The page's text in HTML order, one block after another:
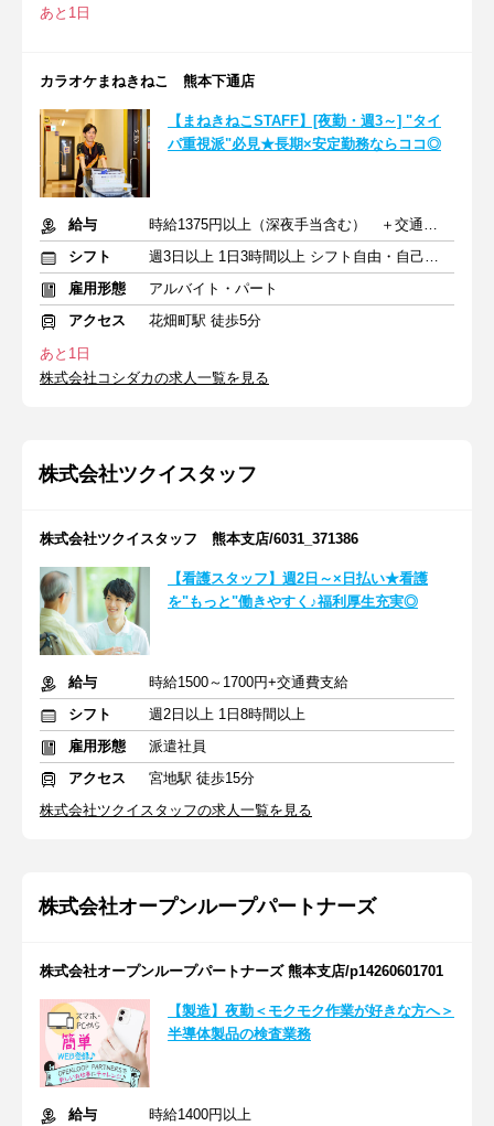
あと1日
カラオケまねきねこ 熊本下通店
【まねきねこSTAFF】[夜勤・週3～] "タイ
パ重視派"必見★長期×安定勤務ならココ◎
給与
時給1375円以上（深夜手当含む） ＋交通費支給
シフト
週3日以上 1日3時間以上 シフト自由・自己申告
雇用形態
アルバイト・パート
アクセス
花畑町駅 徒歩5分
あと1日
株式会社コシダカの求人一覧を見る
株式会社ツクイスタッフ
株式会社ツクイスタッフ 熊本支店/6031_371386
【看護スタッフ】週2日～×日払い★看護
を"もっと"働きやすく♪福利厚生充実◎
給与
時給1500～1700円+交通費支給
シフト
週2日以上 1日8時間以上
雇用形態
派遣社員
アクセス
宮地駅 徒歩15分
株式会社ツクイスタッフの求人一覧を見る
株式会社オープンループパートナーズ
株式会社オープンループパートナーズ 熊本支店/p14260601701
【製造】夜勤＜モクモク作業が好きな方へ＞
半導体製品の検査業務
給与
時給1400円以上